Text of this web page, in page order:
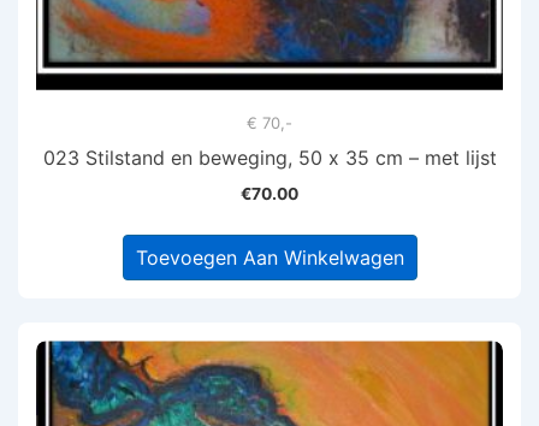
€ 70,-
023 Stilstand en beweging, 50 x 35 cm – met lijst
€70.00
Toevoegen Aan Winkelwagen